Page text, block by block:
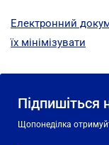
Електронний
їх мінімізувати
Підпишіться
Щопонеділка